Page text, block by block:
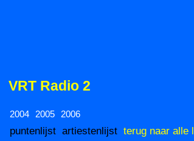
VRT Radio 2
2004 2005 2006
puntenlijst artiestenlijst terug naar alle